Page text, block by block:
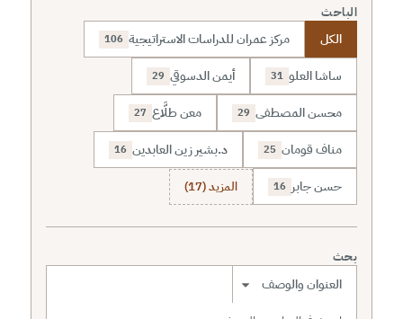
الباحث
الكل مركز عمران للدراسات الاستراتيجية 106
ساشا العلو 31 أيمن الدسوقي 29
محسن المصطفى 29 معن طلَّاع 27
مناف قومان 25 د.بشير زين العابدين 16
حسن جابر 16 المزيد (17)
بحث